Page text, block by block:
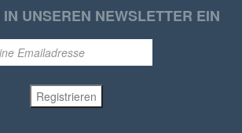
UNSEREN NEWSLETTER EIN